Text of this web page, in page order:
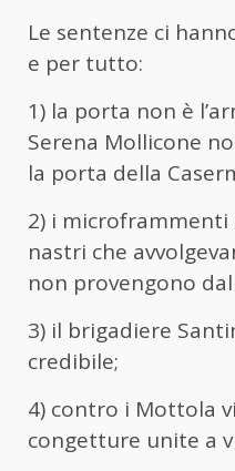
Le sentenze ci
e per tutto:
1) la porta non è
Serena Mollicone
la porta della
2) i
nastri che
non provengono
3) il brigadiere
credibile;
4) contro i Mottola
congetture unite a